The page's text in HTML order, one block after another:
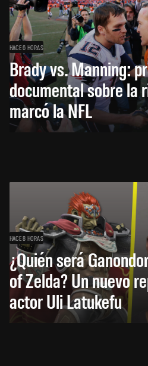
HACE 6 HORAS
Brady vs. Manning:
documental sobre la
marcó la NFL
HACE 8 HORAS
¿Quién será
of Zelda? Un nuevo
actor Uli Latukefu